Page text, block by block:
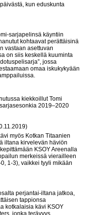
kun eduskunta
sarjapelinsä käyntiin
kohtaavat perättäisinä
vastaan asettuvan
on siis keskellä kuuminta
jossa
omaa iskukykyään
kiekkoillut Tomi
2019–2020
myös Kotkan Titaanien
iltana kirvelevän häviön
KSOY Areenalla
merkeissä vierailleen
1-3), vaikkei tyyli mikään
perjantai-iltana jatkoa,
tappionsa
kotkalaisia kävi KSOY
jonka terävyys